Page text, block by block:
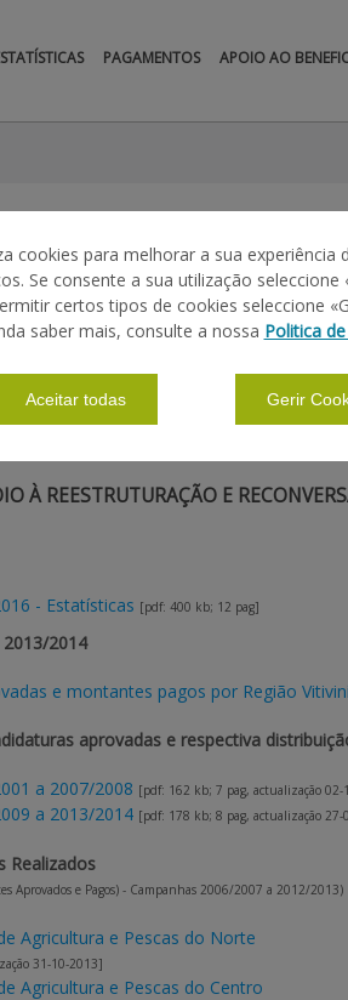
PAGAMENTOS APOIO AO
|
À REESTRUTURAÇÃO E
- Estatísticas [pdf: 400 kb; 12 pag]
2014
e montantes pagos por Região
aprovadas e respectiva
a 2007/2008 [pdf: 162 kb; 7 pag, actualização 02-
a 2013/2014 [pdf: 178 kb; 8 pag, actualização 27-
Realizados
Aprovados e Pagos) - Campanhas 2006/2007 a 2012/2013)
Agricultura e Pescas do Norte
31-10-2013]
Agricultura e Pescas do Centro
cookies para melhorar a sua experiência
Se consente a sua utilização seleccione
certos tipos de cookies seleccione
saber mais, consulte a nossa Politica
Aceitar todas Gerir